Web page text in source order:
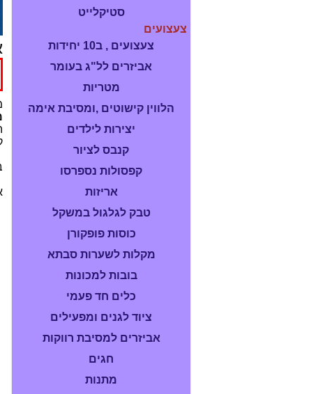
סטיקלייט
צעצועים
צעצועים , ב10 יחידות
אביזרים לל"ג בעומר
מטריות
הלווין קישוטים ,ומסיבת אימה
יצירות לילדים
קנבס לציור
קפסולות נספרסו
אריזות
טבק לגלגול במשקל
כוסות פופקורן
מקלות לשערות סבתא
בובות למכונות
כלים חד פעמי
ציוד לגנים ומפעילים
אביזרים למסיבת רווקות
חגים
מתנות